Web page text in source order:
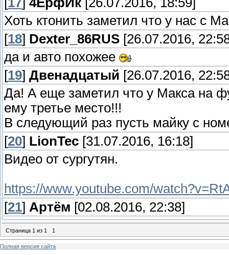
Хоть ктонить заметил что у нас с
[18] Dexter_86RUS [26.07.2016,
да и авто похожее
[19] Двенадцатый [26.07.2016,
Да! А еще заметил что у Макса на
ему третье место!!!
В следующий раз пусть майку с
[20] LionTec [31.07.2016, 16:18]
Видео от сургутян.
https://www.youtube.com/
[21] Артём [02.08.2016, 22:38]
Страница 1 из 1 1
Полная версия сайта